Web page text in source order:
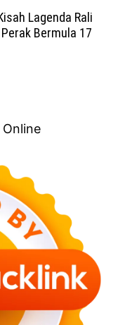
Lagenda Rali
Bermula 17